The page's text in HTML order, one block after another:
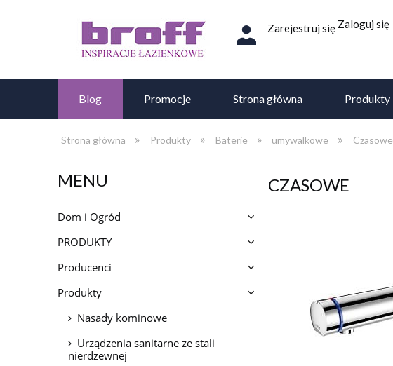
Zarejestruj się Zaloguj się
Blog Promocje Strona główna Produkty
Strona główna » Produkty » Baterie » umywalkowe » Czasowe
MENU
Dom i Ogród
PRODUKTY
Producenci
Produkty
Nasady kominowe
Urządzenia sanitarne ze stali
nierdzewnej
CZASOWE